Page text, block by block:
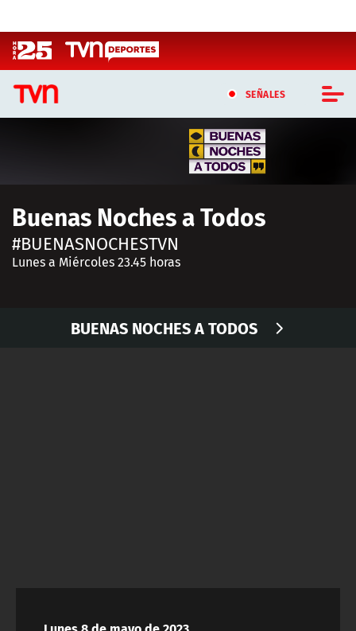
SEÑALES
TVN VERTICAL
TVN PLAY
TELESERIES
Buenas Noches a Todos
#BUENASNOCHESTVN
Lunes a Miércoles 23.45 horas
BUENAS NOCHES A TODOS